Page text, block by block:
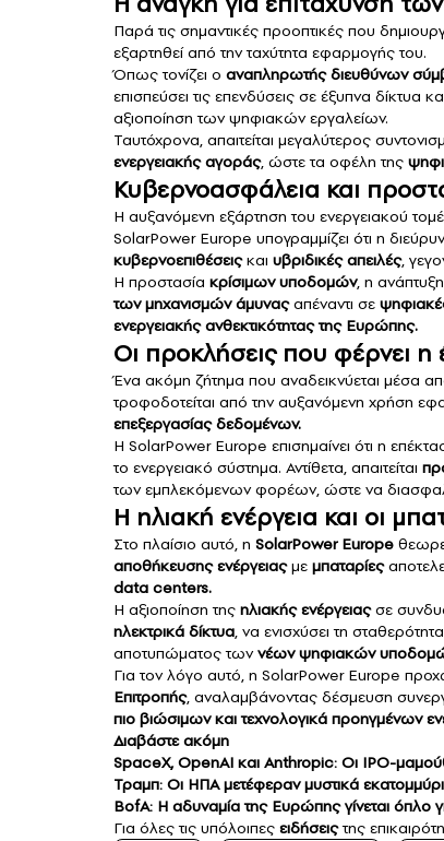
Παρά τις σημαντικές προοπτικές που
εξαρτηθεί από την ταχύτητα εφαρμογής του.
Όπως τονίζει ο αναπληρωτής διευθύνων
επισπεύσει τις επενδύσεις σε έξυπνα δίκτυα
αξιοποίηση των ψηφιακών εργαλείων.
Ταυτόχρονα, απαιτείται μεγαλύτερος
ενεργειακής αγοράς, ώστε τα οφέλη της
Κυβερνοασφάλεια και
Η αυξανόμενη εξάρτηση του ενεργειακού
SolarPower Europe υπογραμμίζει ότι η
κυβερνοεπιθέσειςκαι υβριδικές απειλές,
Η προστασία κρίσιμων υποδομών, η
των μηχανισμών άμυναςαπέναντι σε
ενεργειακής ανθεκτικότητας της Ευρώπης.
Οι προκλήσεις που φέρνει
Ένα ακόμη ζήτημα που αναδεικνύεται μέσα
τροφοδοτείται από την αυξανόμενη χρήση
επεξεργασίας δεδομένων.
Η SolarPower Europe επισημαίνει ότι η
το ενεργειακό σύστημα. Αντίθετα, απαιτείται
των εμπλεκόμενων φορέων, ώστε να
Η ηλιακή ενέργεια και οι
Στο πλαίσιο αυτό, η SolarPower Europe
αποθήκευσης ενέργειαςμε μπαταρίες
data centers.
Η αξιοποίηση της ηλιακής ενέργειαςσε
ηλεκτρικά δίκτυα, να ενισχύσει τη
αποτυπώματος τωννέων ψηφιακών
Για τον λόγο αυτό, η SolarPower Europe
Επιτροπής, αναλαμβάνοντας δέσμευση
πιο βιώσιμων και τεχνολογικά προηγμένων
Διαβάστε ακόμη
SpaceX, OpenAI και Anthropic: Οι IPO-
Τραμπ: Οι ΗΠΑ μετέφεραν μυστικά
BofA: Η αδυναμία της Ευρώπης γίνεται
Για όλες τις υπόλοιπες ειδήσειςτης